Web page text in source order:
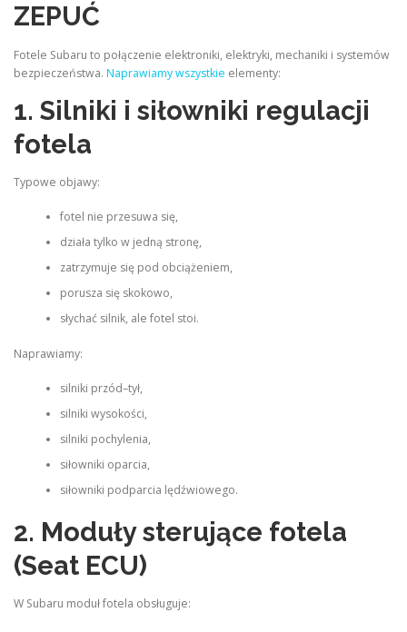
ZEPUĆ
Fotele Subaru to połączenie elektroniki, elektryki, mechaniki i systemów
bezpieczeństwa. Naprawiamy wszystkie elementy:
1. Silniki i siłowniki regulacji
fotela
Typowe objawy:
fotel nie przesuwa się,
działa tylko w jedną stronę,
zatrzymuje się pod obciążeniem,
porusza się skokowo,
słychać silnik, ale fotel stoi.
Naprawiamy:
silniki przód–tył,
silniki wysokości,
silniki pochylenia,
siłowniki oparcia,
siłowniki podparcia lędźwiowego.
2. Moduły sterujące fotela
(Seat ECU)
W Subaru moduł fotela obsługuje: